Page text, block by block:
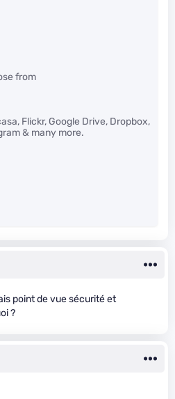
from
Flickr, Google Drive, Dropbox,
& many more.
point de vue sécurité et
?